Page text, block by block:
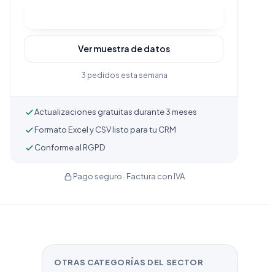
Ver muestra de datos
3 pedidos esta semana
Actualizaciones gratuitas durante 3 meses
Formato Excel y CSV listo para tu CRM
Conforme al RGPD
Pago seguro · Factura con IVA
OTRAS CATEGORÍAS DEL SECTOR